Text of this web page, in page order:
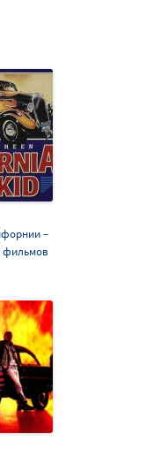
–
фильмов